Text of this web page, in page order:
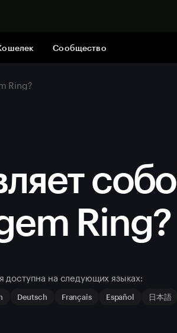
Сообщество
Ring?
Ring?
доступна на следующих языках:
Deutsch Français Español 日本語